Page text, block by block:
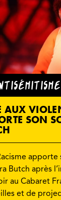
AUX
SON
Butch après
au Cabaret
et de